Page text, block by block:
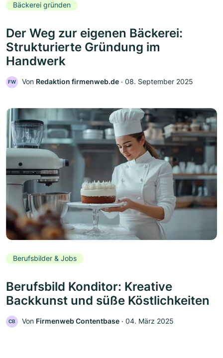
Bäckerei gründen
Der Weg zur eigenen Bäckerei:
Strukturierte Gründung im
Handwerk
FW Von Redaktion firmenweb.de ‧ 08. September 2025
Berufsbilder & Jobs
Berufsbild Konditor: Kreative
Backkunst und süße Köstlichkeiten
CB Von Firmenweb Contentbase ‧ 04. März 2025